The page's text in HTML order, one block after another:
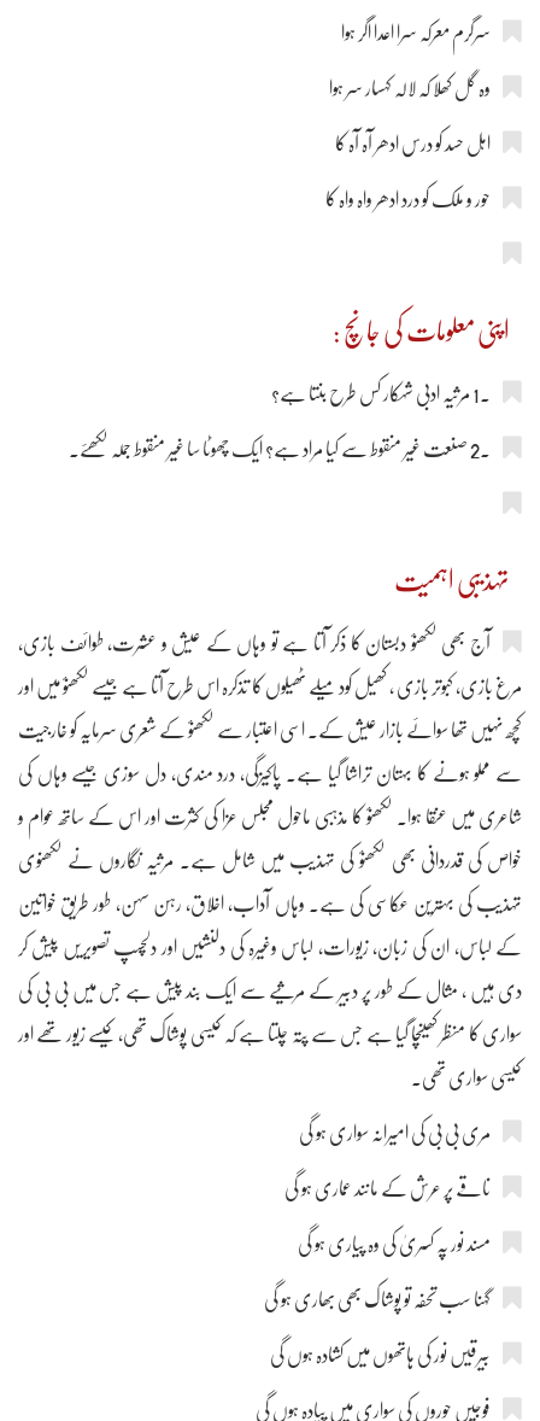
سرگرم معرکہ سرا اعدا اگر ہوا
وہ گل کھلا کہ لالہ کہسار سر ہوا
اہل حسد کو درس ادھر آہ آہ کا
حور و ملک کو درد ادھر واہ واہ کا
اپنی معلومات کی جانچ :
تہذیبی اہمیت
آج بھی لکھنؤ دبستان کا ذکر آتا ہے تو وہاں کے عیش و عشرت، طوائف بازی،
مرغ بازی، کبوتر بازی ، کھیل کود میلے ٹھیلوں کا تذکرہ اس طرح آتا ہے جیسے لکھنؤ میں اور
کچھ نہیں تھا سوائے بازار عیش کے۔ اسی اعتبار سے لکھنؤ کے شعری سرمایہ کو خارجیت
سے مملو ہونے کا بہتان تراشا گیا ہے۔ پاکیزگی، درد مندی، دل سوزی جیسے وہاں کی
شاعری میں عنقا ہوا۔ لکھنؤ کا مذہبی ماحول مجلس عزا کی کثرت اور اس کے ساتھ عوام و
خواص کی قدردانی بھی لکھنؤ کی تہذیب میں شامل ہے۔ مرثیہ نگاروں نے لکھنوی
تہذیب کی بہترین عکاسی کی ہے۔ وہاں آداب، اخلاق، رہن سہن، طور طریق خواتین
کے لباس، ان کی زبان، زیورات، لباس وغیرہ کی دلنشیں اور دلچسپ تصویریں پیش کر
دی ہیں ، مثال کے طور پر دبیر کے مرثیے سے ایک بند پیش ہے جس میں بی بی کی
سواری کا منظر کھینچا گیا ہے جس سے پتہ چلتا ہے کہ کیسی پوشاک تھی، کیسے زیور تھے اور
کیسی سواری تھی۔
مری بی بی کی امیرانہ سواری ہو گی
ناقے پر عرش کے مانند عماری ہو گی
مسند نور پہ کسریٰ کی وہ پیاری ہو گی
گہنا سب تحفہ تو پوشاک بھی بھاری ہو گی
بیرقیں نور کی ہاتھوں میں کشادہ ہوں گی
فوجیں حوروں کی سواری میں پیادہ ہوں گی